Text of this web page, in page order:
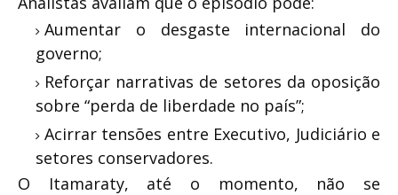
Aumentar o desgaste internacional do
governo;
Reforçar narrativas de setores da oposição
sobre “perda de liberdade no país”;
Acirrar tensões entre Executivo, Judiciário e
setores conservadores.
O Itamaraty, até o momento, não se